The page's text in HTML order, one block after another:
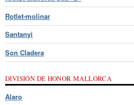
Rotlet-molinar
Santanyi
Son Cladera
DIVISIÓN DE HONOR MALLORCA
Alaro